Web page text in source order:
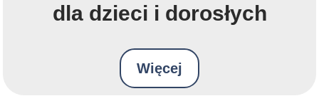
dla dzieci i dorosłych
Więcej